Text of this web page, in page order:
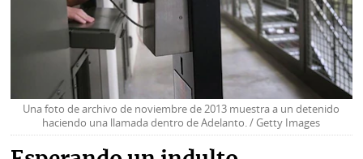
Una foto de archivo de noviembre de 2013 muestra a un detenido
haciendo una llamada dentro de Adelanto. / Getty Images